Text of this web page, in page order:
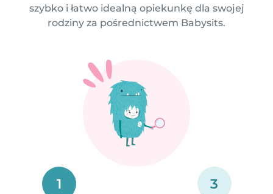
szybko i łatwo idealną opiekunkę dla swojej
rodziny za pośrednictwem Babysits.
1 3